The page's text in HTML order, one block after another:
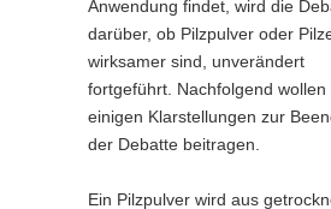
Anwendung findet, wird die
darüber, ob Pilzpulver oder
wirksamer sind, unverändert
fortgeführt. Nachfolgend wollen
einigen Klarstellungen zur
der Debatte beitragen.
Ein Pilzpulver wird aus